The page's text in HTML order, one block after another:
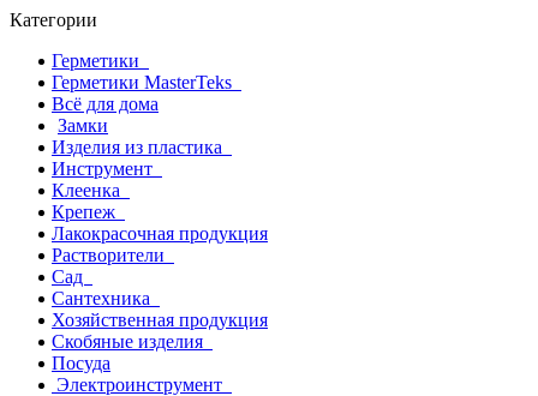
Категории
Герметики
Герметики MasterTeks
Всё для дома
Замки
Изделия из пластика
Инструмент
Клеенка
Крепеж
Лакокрасочная продукция
Растворители
Сад
Сантехника
Хозяйственная продукция
Скобяные изделия
Посуда
Электроинструмент